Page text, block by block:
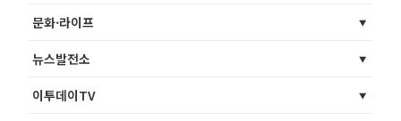
문화·라이프
뉴스발전소
이투데이TV